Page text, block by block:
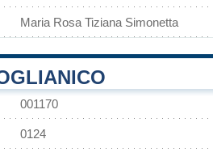
Maria Rosa Tiziana Simonetta
001170
0124